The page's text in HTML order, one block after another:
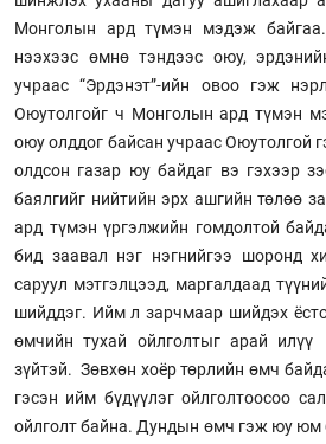
Монголын ард түмэн мэдэж байгаа.
нээхээс өмнө тэндээс оюу,
учраас “Эрдэнэт”-ийн овоо гэж
Оюутолгойг ч Монголын ард түмэн
оюу олддог байсан учраас Оюутолгой
олдсон газар юу байдаг вэ гэхээр
баялгийг нийтийн эрх ашгийн төлөө
ард түмэн үргэлжийн гомдолтой
бид заавал нэг нэгнийгээ шоронд
саруул мэтгэлцээд, маргалдаад
шийддэг. Ийм л зарчмаар шийдэх
өмчийн тухай ойлголтыг арай илүү
зүйтэй. Зөвхөн хоёр төрлийн өмч
гэсэн ийм бүдүүлэг ойлголтоосоо
ойлголт байна. Дундын өмч гэж юу юм